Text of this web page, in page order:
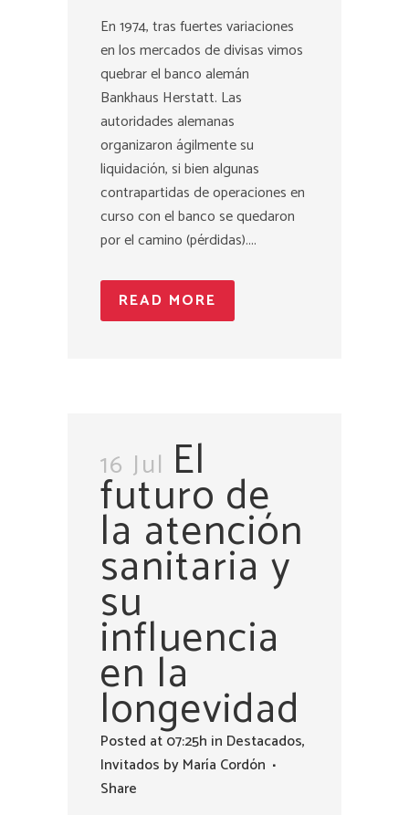
En 1974, tras fuertes variaciones
en los mercados de divisas vimos
quebrar el banco alemán
Bankhaus Herstatt. Las
autoridades alemanas
organizaron ágilmente su
liquidación, si bien algunas
contrapartidas de operaciones en
curso con el banco se quedaron
por el camino (pérdidas)....
READ MORE
16 Jul El
futuro de
la atención
sanitaria y
su
influencia
en la
longevidad
Posted at 07:25h in Destacados,
Invitados byMaría Cordón
Share